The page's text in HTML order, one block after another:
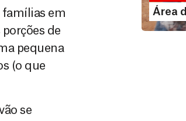
em
de
pequena
(o que
se
Área